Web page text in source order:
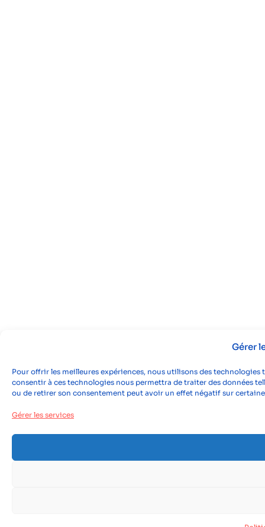
Gérer
Pour offrir les meilleures expériences, nous utilisons des
consentir à ces technologies nous permettra de traiter des données
ou de retirer son consentement peut avoir un effet négatif sur
Gérer les services